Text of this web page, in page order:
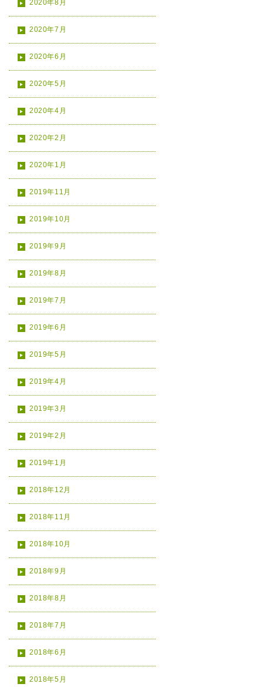
2020年8月
2020年7月
2020年6月
2020年5月
2020年4月
2020年2月
2020年1月
2019年11月
2019年10月
2019年9月
2019年8月
2019年7月
2019年6月
2019年5月
2019年4月
2019年3月
2019年2月
2019年1月
2018年12月
2018年11月
2018年10月
2018年9月
2018年8月
2018年7月
2018年6月
2018年5月